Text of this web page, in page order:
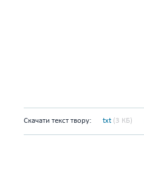
Скачати текст твору: txt (3 КБ)